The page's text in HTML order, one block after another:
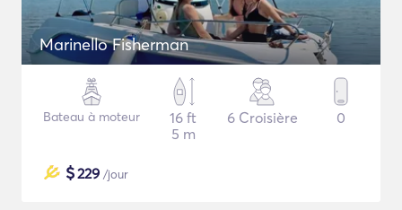
Marinello Fisherman
Bateau à moteur
16 ft
5 m
6 Croisière 0
$229 /jour